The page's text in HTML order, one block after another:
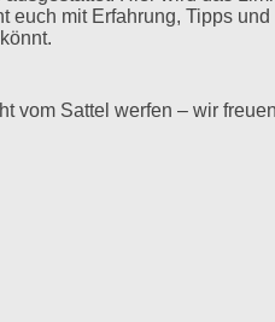
euch mit Erfahrung, Tipps
vom Sattel werfen – wir